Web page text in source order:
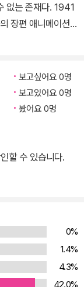
실을 알게 되고, 나
. 하지만 갑자기 비
없는 존재다. 1941
장편 애니메이션
작하였다. 1971년,
, 아이디어 구성 담
획과 작품으로 활약
찾아 삼만리〉〈빨
인 스텝으로 참여
시작한 그는 이 작품
상업적으로 대흥행
디오 지브리 설립했
보고싶어요 0명
보고있어요 0명
봤어요 0명
할 수 있습니다.
0%
1.4%
4.3%
42.0%